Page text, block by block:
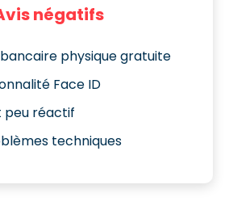
négatifs
physique gratuite
Face ID
peu réactif
techniques